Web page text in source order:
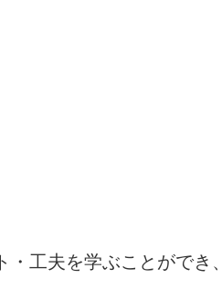
・工夫を学ぶことができ